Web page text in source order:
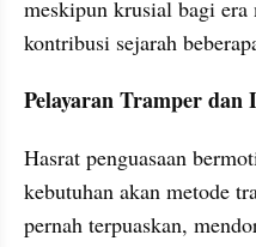
meskipun krusial bagi
kontribusi sejarah
Pelayaran Tramper dan
Hasrat penguasaan
kebutuhan akan metode
pernah terpuaskan,